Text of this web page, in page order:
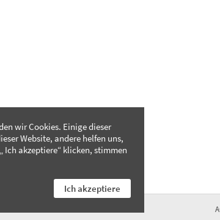
wir Cookies. Einige dieser
Website, andere helfen uns,
Ich akzeptiere“ klicken, stimmen
Ich akzeptiere